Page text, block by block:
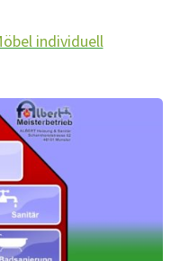
individuell